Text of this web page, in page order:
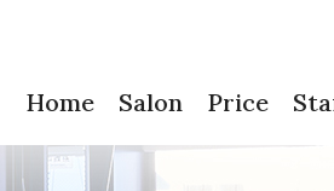
Home Salon Price